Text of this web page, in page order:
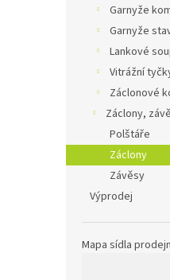
Garnyže
Garnyže
Lankové
Vitrážní
Záclonové
Záclony,
Polštáře
Záclony
Závěsy
Výprodej
Mapa sídla